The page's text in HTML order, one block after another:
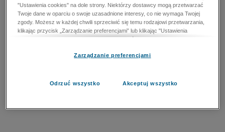
"Ustawienia cookies" na dole strony. Niektórzy dostawcy mogą przetwarzać
Twoje dane w oparciu o swoje uzasadnione interesy, co nie wymaga Twojej
zgody. Możesz w każdej chwili sprzeciwić się temu rodzajowi przetwarzania,
klikając przycisk „Zarządzanie preferencjami” lub klikając "Ustawienia
cookies" na dole strony. Nie możesz sprzeciwić się przetwarzaniu przez
zapobiegania oszustwom i naprawiania błędów, a w tym celu mogą zostać
przetwarzaniu danych osobowych w celu dostarczania i prezentacji reklam i
Zarządzanie preferencjami
Odrzuć wszystko Akceptuj wszystko